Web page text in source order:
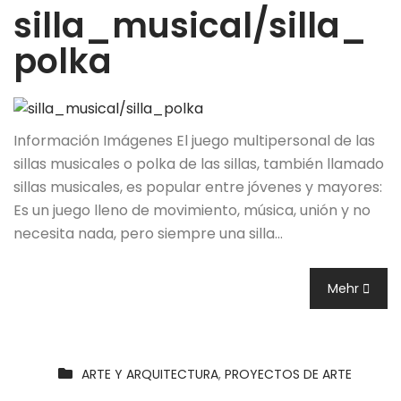
silla_musical/silla_
polka
Información Imágenes El juego multipersonal de las
sillas musicales o polka de las sillas, también llamado
sillas musicales, es popular entre jóvenes y mayores:
Es un juego lleno de movimiento, música, unión y no
necesita nada, pero siempre una silla…
Mehr
ARTE Y ARQUITECTURA, PROYECTOS DE ARTE